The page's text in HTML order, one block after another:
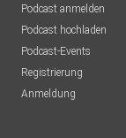
Podcast anmelden
Podcast hochladen
Podcast-Events
Registrierung
Anmeldung